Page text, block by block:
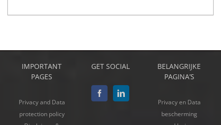
IMPORTANT
PAGES
Privacy and Data
protection policy
GET SOCIAL
BELANGRIJKE
PAGINA’S
Privacy en Data
bescherming